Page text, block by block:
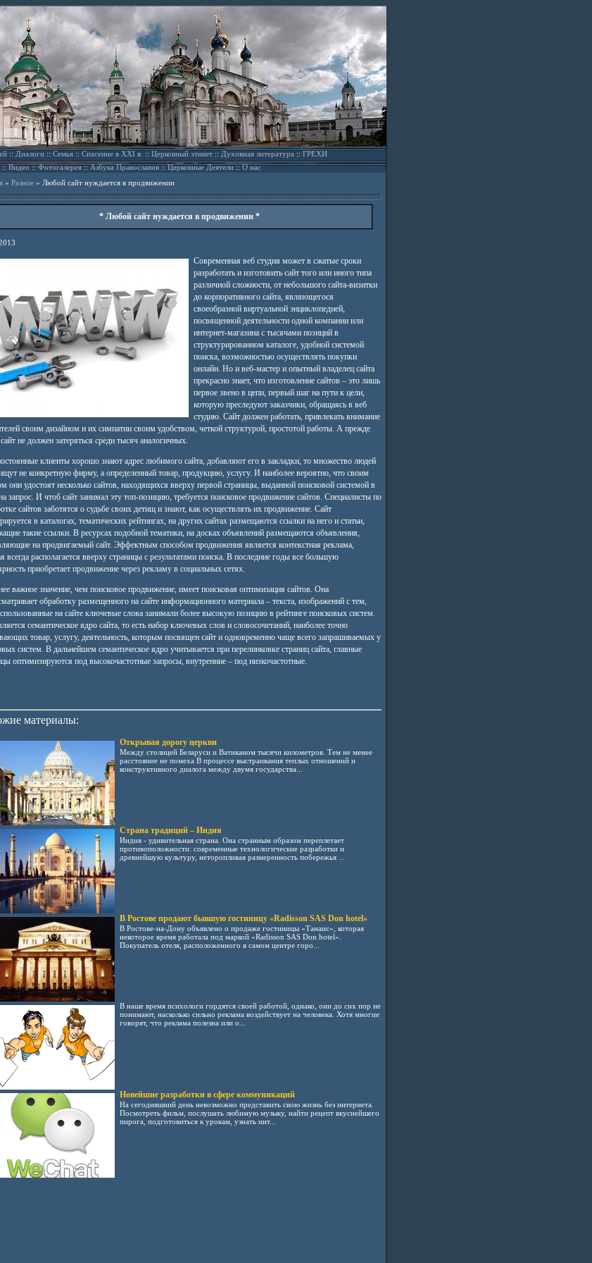
::Диалоги::Семья::Спасение в XXI в.::Церковный этикет::Духовная литература::ГРЕХИ
::Видео ::Фотогалерея::Азбука Православия::Церковные Деятели::О нас
» Разное» Любой сайт нуждается в продвижении
* Любой сайт нуждается в продвижении *
Современная веб студия может в сжатые сроки
разработать и изготовить сайт того или иного типа
различной сложности, от небольшого сайта-визитки
до корпоративного сайта, являющегося
своеобразной виртуальной энциклопедией,
посвященной деятельности одной компании или
интернет-магазина с тысячами позиций в
структурированном каталоге, удобной системой
поиска, возможностью осуществлять покупки
онлайн. Но и веб-мастер и опытный владелец сайта
прекрасно знает, что изготовление сайтов – это лишь
первое звено в цепи, первый шаг на пути к цели,
которую преследуют заказчики, обращаясь в веб
студию. Сайт должен работать, привлекать внимание
своим дизайном и их симпатии своим удобством, четкой структурой, простотой работы. А прежде
не должен затеряться среди тысяч аналогичных.
клиенты хорошо знают адрес любимого сайта, добавляют его в закладки, то множество людей
не конкретную фирму, а определенный товар, продукцию, услугу. И наиболее вероятно, что своим
они удостоят несколько сайтов, находящихся вверху первой страницы, выданной поисковой системой в
запрос. И чтоб сайт занимал эту топ-позицию, требуется поисковое продвижение сайтов. Специалисты по
сайтов заботятся о судьбе своих детищ и знают, как осуществлять их продвижение. Сайт
в каталогах, тематических рейтингах, на других сайтах размещаются ссылки на него и статьи,
такие ссылки. В ресурсах подобной тематики, на досках объявлений размещаются объявления,
на продвигаемый сайт. Эффектным способом продвижения является контекстная реклама,
всегда располагается вверху страницы с результатами поиска. В последние годы все большую
приобретает продвижение через рекламу в социальных сетях.
важное значение, чем поисковое продвижение, имеет поисковая оптимизация сайтов. Она
обработку размещенного на сайте информационного материала – текста, изображений с тем,
на сайте ключевые слова занимали более высокую позицию в рейтинге поисковых систем.
семантическое ядро сайта, то есть набор ключевых слов и словосочетаний, наиболее точно
товар, услугу, деятельность, которым посвящен сайт и одновременно чаще всего запрашиваемых у
систем. В дальнейшем семантическое ядро учитывается при перелинковке страниц сайта, главные
оптимизируются под высокочастотные запросы, внутренние – под низкочастотные.
материалы:
Открывая дорогу церкви
Между столицей Беларуси и Ватиканом тысячи километров. Тем не менее
расстояние не помеха В процессе выстраивания теплых отношений и
конструктивного диалога между двумя государства...
Страна традиций – Индия
Индия - удивительная страна. Она странным образом переплетает
противоположности: современные технологические разработки и
древнейшую культуру, неторопливая размеренность побережья ...
В Ростове продают бывшую гостиницу «Radisson SAS Don hotel»
В Ростове-на-Дону объявлено о продаже гостиницы «Танаис», которая
некоторое время работала под маркой «Radisson SAS Don hotel».
Покупатель отеля, расположенного в самом центре горо...
В наше время психологи гордятся своей работой, однако, они до сих пор не
понимают, насколько сильно реклама воздействует на человека. Хотя многие
говорят, что реклама полезна или о...
Новейшие разработки в сфере коммуникаций
На сегодняшний день невозможно представить свою жизнь без интернета.
Посмотреть фильм, послушать любимую музыку, найти рецепт вкуснейшего
пирога, подготовиться к урокам, узнать инт...